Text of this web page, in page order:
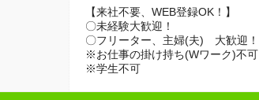
【来社不要、WEB登録OK！】
〇未経験大歓迎！
〇フリーター、主婦(夫) 大歓迎！
※お仕事の掛け持ち(Wワーク)不可
※学生不可